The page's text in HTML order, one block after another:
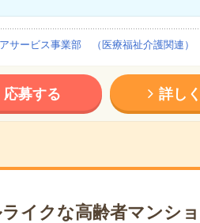
サービス事業部 （医療福祉介護関連）
応募する 詳し
イクな高齢者マンシ